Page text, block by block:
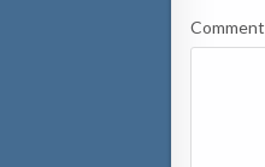
Comment